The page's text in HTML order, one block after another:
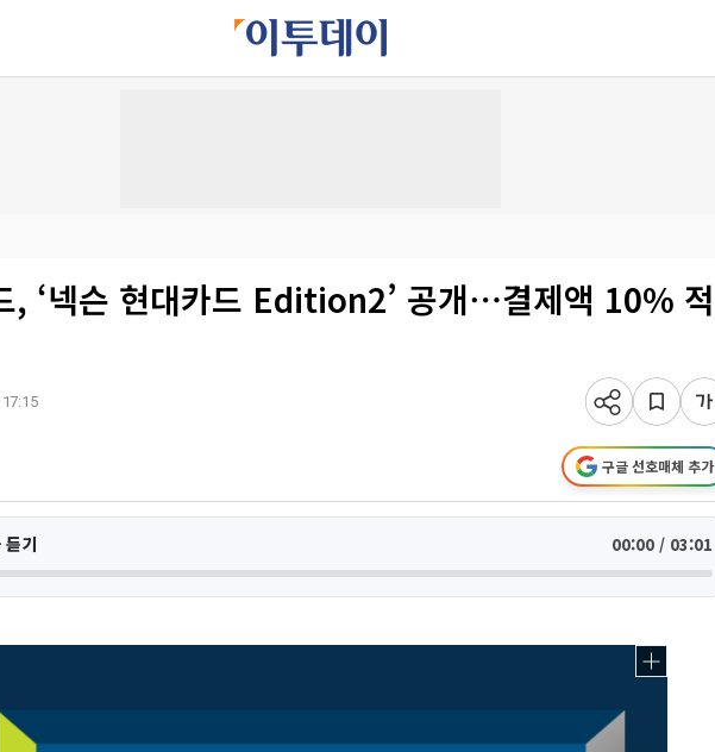
, ‘넥슨 현대카드 Edition2’ 공개⋯결제액 10% 적
구글 선호매체 추가
듣기 00:00 / 03:01